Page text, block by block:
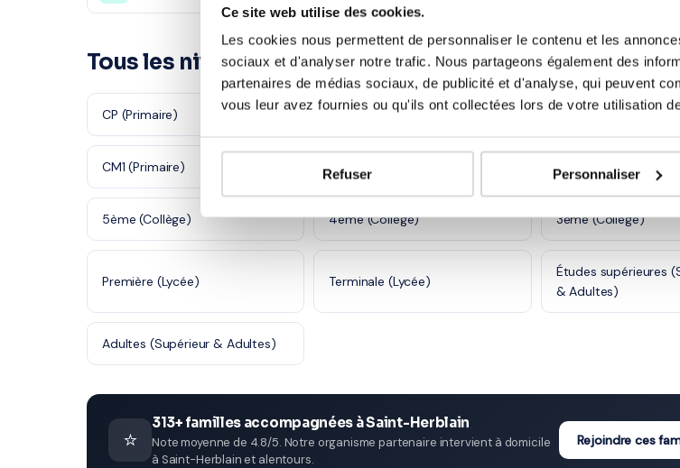
Ce site web utilise des cookies.
Les cookies nous permettent de personnaliser le contenu et les
sociaux et d'analyser notre trafic. Nous partageons également des
partenaires de médias sociaux, de publicité et d'analyse, qui peuvent
vous leur avez fournies ou qu'ils ont collectées lors de votre utilisation
Refuser Personnaliser
Tous les niveaux à Saint-Herblain
CP (Primaire) CE1 (Primaire) CE2 (Primaire)
CM1 (Primaire) CM2 (Primaire) 6ème (Collège)
5ème (Collège) 4ème (Collège) 3ème (Collège)
Première (Lycée) Terminale (Lycée)
Études supérieures
& Adultes)
Adultes (Supérieur & Adultes)
⭐
313+ familles accompagnées à Saint-Herblain
Note moyenne de 4.8/5. Notre organisme partenaire intervient à domicile
à Saint-Herblain et alentours.
Rejoindre ces